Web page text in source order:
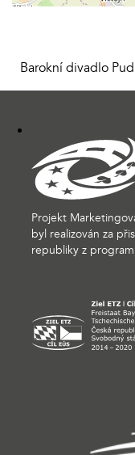
Barokní divadlo
Projekt
byl realizován za
republiky z